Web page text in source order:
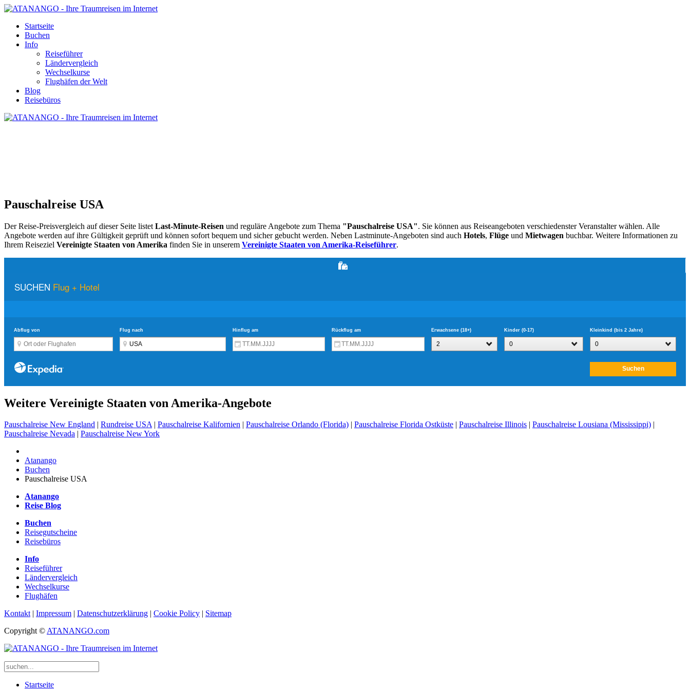
Startseite
Buchen
Info
Reiseführer
Ländervergleich
Wechselkurse
Flughäfen der Welt
Blog
Reisebüros
Pauschalreise USA
Der Reise-Preisvergleich auf dieser Seite listet Last-Minute-Reisen und reguläre Angebote zum Thema "Pauschalreise USA". Sie können aus Reiseangeboten verschiedenster Veranstalter wählen. Alle
Angebote werden auf ihre Gültigkeit geprüft und können sofort bequem und sicher gebucht werden. Neben Lastminute-Angeboten sind auch Hotels, Flüge und Mietwagen buchbar. Weitere Informationen zu
Ihrem Reiseziel Vereinigte Staaten von Amerika finden Sie in unserem Vereinigte Staaten von Amerika-Reiseführer.
Weitere Vereinigte Staaten von Amerika-Angebote
Pauschalreise New England | Rundreise USA| Pauschalreise Kalifornien | Pauschalreise Orlando (Florida) | Pauschalreise Florida Ostküste | Pauschalreise Illinois | Pauschalreise Lousiana (Mississippi) |
Pauschalreise Nevada | Pauschalreise New York
Atanango
Buchen
Pauschalreise USA
Atanango
Reise Blog
Buchen
Reisegutscheine
Reisebüros
Info
Reiseführer
Ländervergleich
Wechselkurse
Flughäfen
Kontakt| Impressum | Datenschutzerklärung | Cookie Policy | Sitemap
Copyright ©ATANANGO.com
Startseite